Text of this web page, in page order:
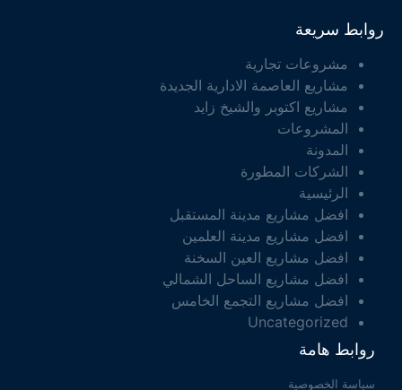
روابط سريعة
مشروعات تجارية
مشاريع العاصمة الادارية الجديدة
مشاريع اكتوبر والشيخ زايد
المشروعات
المدونة
الشركات المطورة
الرئيسية
افضل مشاريع مدينة المستقبل
افضل مشاريع مدينة العلمين
افضل مشاريع العين السخنة
افضل مشاريع الساحل الشمالي
افضل مشاريع التجمع الخامس
Uncategorized
روابط هامة
سياسة الخصوصية